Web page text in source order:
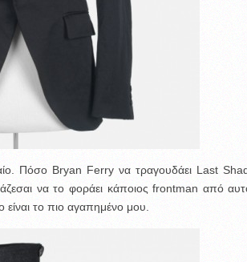
Πόσο Bryan Ferry να τραγουδάει Last
να το φοράει κάποιος frontman από
το πιο αγαπημένο μου.